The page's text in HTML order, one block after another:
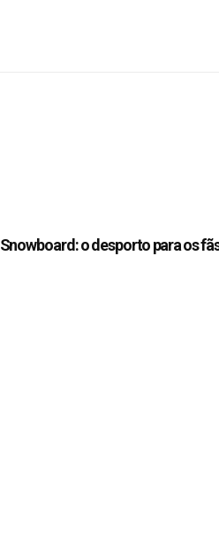
Snowboard: o desporto para os